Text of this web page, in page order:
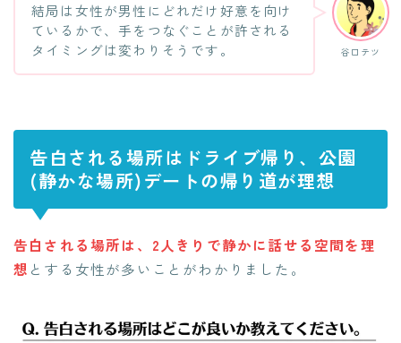
谷口テツ
結局は女性が男性にどれだけ好意を向け
ているかで、手をつなぐことが許される
タイミングは変わりそうです。
告白される場所はドライブ帰り、公園
(静かな場所)デートの帰り道が理想
告白される場所は、2人きりで静かに話せる空間を理
想 とする女性が多いことがわかりました。